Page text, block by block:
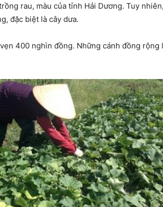
rau, màu của tỉnh Hải Dương. Tuy
đặc biệt là cây dưa.
400 nghìn đồng. Những cánh đồng